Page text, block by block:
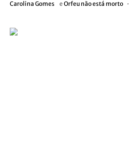
Carolina Gomes e Orfeu não está morto